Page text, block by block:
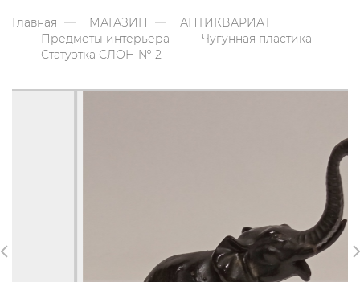
Главная МАГАЗИН
АНТИКВАРИАТ
Предметы интерьера
Чугунная пластика
Статуэтка СЛОН № 2